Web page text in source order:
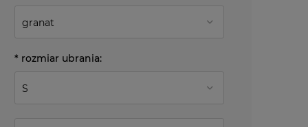
* rozmiar ubrania: